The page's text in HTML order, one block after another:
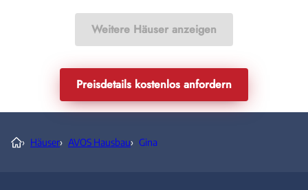
Weitere Häuser anzeigen
Preisdetails kostenlos anfordern
› Häuser› AVOS Hausbau› Gina